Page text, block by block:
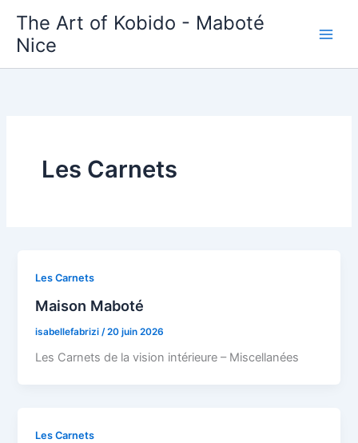
contenu
The Art of Kobido - Maboté
Nice
Les Carnets
Les Carnets
Maison Maboté
isabellefabrizi /20 juin 2026
Les Carnets de la vision intérieure – Miscellanées
Les Carnets